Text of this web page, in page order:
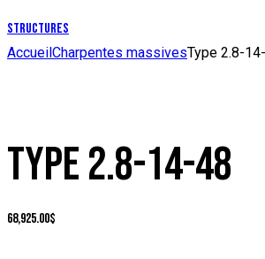
Structures
AccueilCharpentes massivesType 2.8-
TYPE 2.8-14-48
68,925.00$